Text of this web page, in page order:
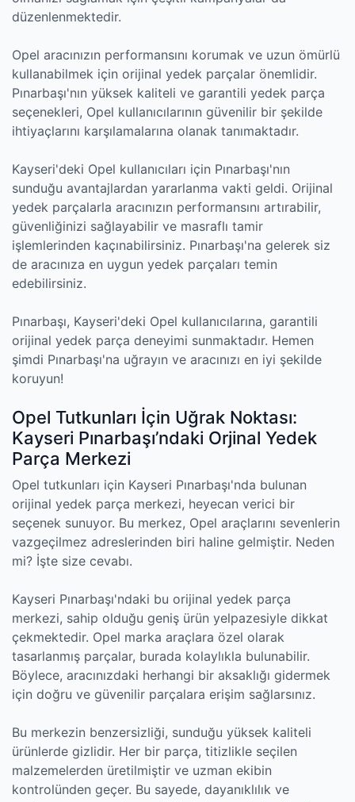
düzenlenmektedir.
Opel aracınızın performansını korumak ve uzun ömürlü
kullanabilmek için orijinal yedek parçalar önemlidir.
Pınarbaşı'nın yüksek kaliteli ve garantili yedek parça
seçenekleri, Opel kullanıcılarının güvenilir bir şekilde
ihtiyaçlarını karşılamalarına olanak tanımaktadır.
Kayseri'deki Opel kullanıcıları için Pınarbaşı'nın
sunduğu avantajlardan yararlanma vakti geldi. Orijinal
yedek parçalarla aracınızın performansını artırabilir,
güvenliğinizi sağlayabilir ve masraflı tamir
işlemlerinden kaçınabilirsiniz. Pınarbaşı'na gelerek siz
de aracınıza en uygun yedek parçaları temin
edebilirsiniz.
Pınarbaşı, Kayseri'deki Opel kullanıcılarına, garantili
orijinal yedek parça deneyimi sunmaktadır. Hemen
şimdi Pınarbaşı'na uğrayın ve aracınızı en iyi şekilde
koruyun!
Opel Tutkunları İçin Uğrak Noktası:
Kayseri Pınarbaşı’ndaki Orjinal Yedek
Parça Merkezi
Opel tutkunları için Kayseri Pınarbaşı'nda bulunan
orijinal yedek parça merkezi, heyecan verici bir
seçenek sunuyor. Bu merkez, Opel araçlarını sevenlerin
vazgeçilmez adreslerinden biri haline gelmiştir. Neden
mi? İşte size cevabı.
Kayseri Pınarbaşı'ndaki bu orijinal yedek parça
merkezi, sahip olduğu geniş ürün yelpazesiyle dikkat
çekmektedir. Opel marka araçlara özel olarak
tasarlanmış parçalar, burada kolaylıkla bulunabilir.
Böylece, aracınızdaki herhangi bir aksaklığı gidermek
için doğru ve güvenilir parçalara erişim sağlarsınız.
Bu merkezin benzersizliği, sunduğu yüksek kaliteli
ürünlerde gizlidir. Her bir parça, titizlikle seçilen
malzemelerden üretilmiştir ve uzman ekibin
kontrolünden geçer. Bu sayede, dayanıklılık ve